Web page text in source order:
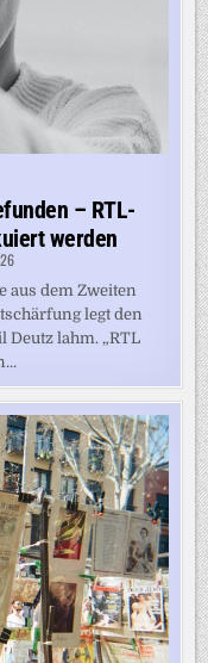
– RTL-
werden
aus dem Zweiten
legt den
lahm. „RTL